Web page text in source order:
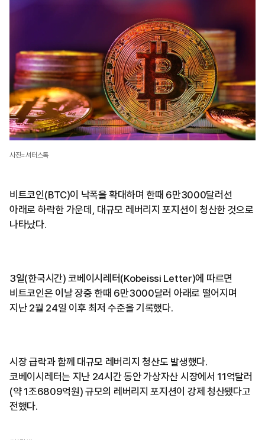
사진=셔터스톡
비트코인(BTC)이 낙폭을 확대하며 한때 6만3000달러선
아래로 하락한 가운데, 대규모 레버리지 포지션이 청산한 것으로
나타났다.
3일(한국시간) 코베이시레터(Kobeissi Letter)에 따르면
비트코인은 이날 장중 한때 6만3000달러 아래로 떨어지며
지난 2월 24일 이후 최저 수준을 기록했다.
시장 급락과 함께 대규모 레버리지 청산도 발생했다.
코베이시레터는 지난 24시간 동안 가상자산 시장에서 11억달러
(약 1조6809억원) 규모의 레버리지 포지션이 강제 청산됐다고
전했다.